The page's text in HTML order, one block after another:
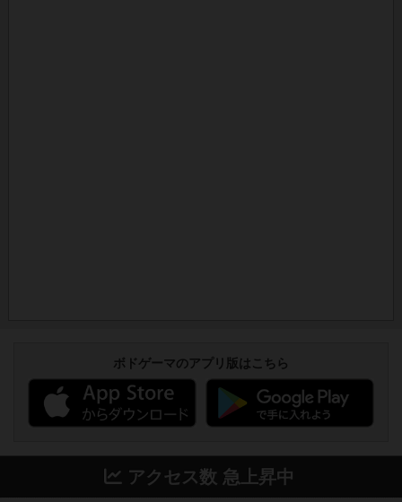
ボドゲーマのアプリ版はこちら
アクセス数 急上昇中